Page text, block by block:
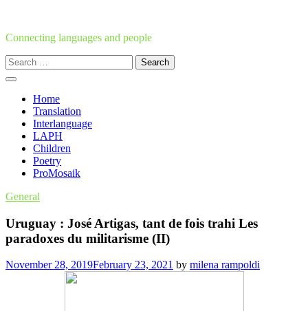
content
Connecting languages and people
Search
for:
Home
Translation
Interlanguage
LAPH
Children
Poetry
ProMosaik
General
Uruguay : José Artigas, tant de fois trahi Les
paradoxes du militarisme (II)
November 28, 2019February 23, 2021 by milena rampoldi